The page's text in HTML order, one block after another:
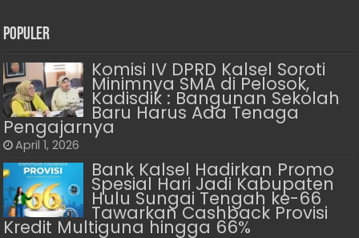
Populer
Komisi IV DPRD Kalsel Soroti
Minimnya SMA di Pelosok,
Kadisdik : Bangunan Sekolah
Baru Harus Ada Tenaga
Pengajarnya
April 1, 2026
Bank Kalsel Hadirkan Promo
Spesial Hari Jadi Kabupaten
Hulu Sungai Tengah ke-66
Tawarkan Cashback Provisi
Kredit Multiguna hingga 66%